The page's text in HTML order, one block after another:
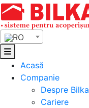
Skip
to
content
RO
Acasă
Companie
Despre Bilka
Cariere